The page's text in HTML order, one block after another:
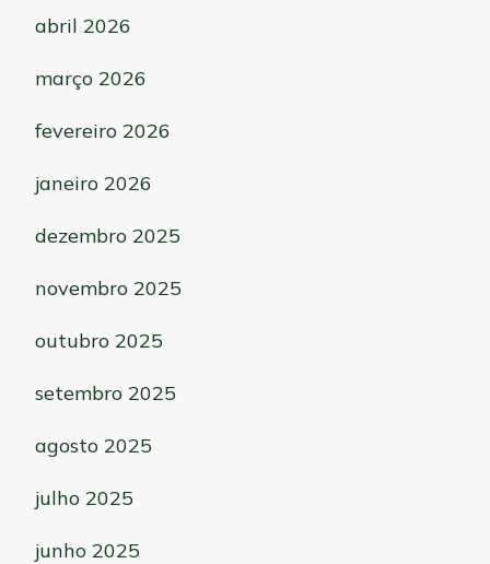
abril 2026
março 2026
fevereiro 2026
janeiro 2026
dezembro 2025
novembro 2025
outubro 2025
setembro 2025
agosto 2025
julho 2025
junho 2025